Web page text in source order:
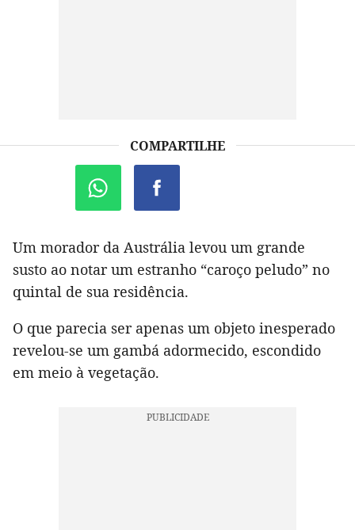
COMPARTILHE
Um morador da Austrália levou um grande
susto ao notar um estranho “caroço peludo” no
quintal de sua residência.
O que parecia ser apenas um objeto inesperado
revelou-se um gambá adormecido, escondido
em meio à vegetação.